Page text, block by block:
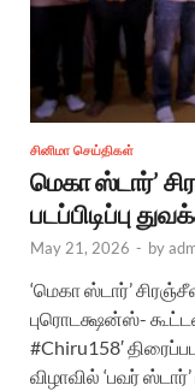
சினிமா செய்திகள்
மெகா ஸ்டார்’
படப்பிடிப்பு
May 21, 2026 - by
‘மெகா ஸ்டார்’
புரொடக்ஷன்ஸ்-
#Chiru158′
விழாவில் ‘பவர்